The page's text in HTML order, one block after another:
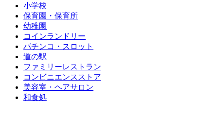
小学校
保育園・保育所
幼稚園
コインランドリー
パチンコ・スロット
道の駅
ファミリーレストラン
コンビニエンスストア
美容室・ヘアサロン
和食処